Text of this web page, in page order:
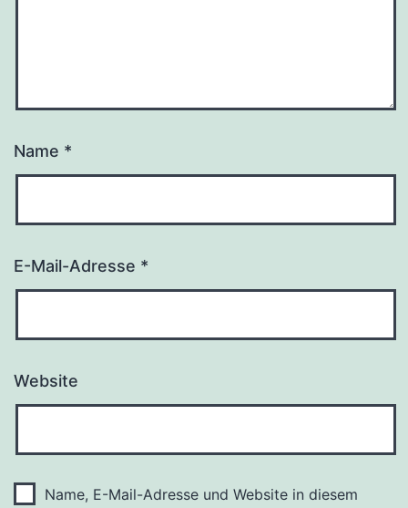
Name *
E-Mail-Adresse *
Website
Name, E-Mail-Adresse und Website in diesem